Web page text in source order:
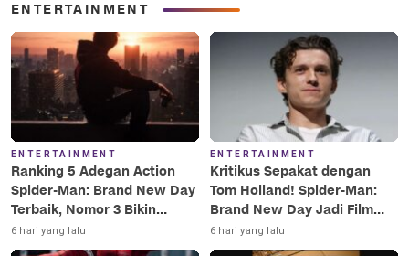
ENTERTAINMENT
ENTERTAINMENT
Ranking 5 Adegan Action
Spider-Man: Brand New Day
Terbaik, Nomor 3 Bikin
Terkesima!
6 hari yang lalu
ENTERTAINMENT
Kritikus Sepakat dengan
Tom Holland! Spider-Man:
Brand New Day Jadi Film
Terbaik Era MCU
6 hari yang lalu